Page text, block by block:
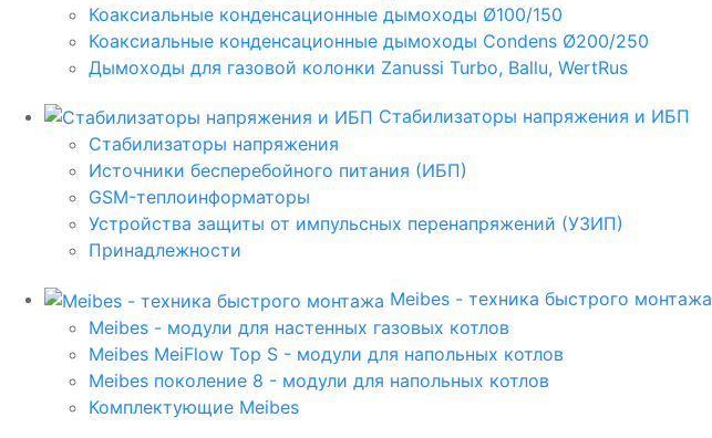
Коаксиальные конденсационные дымоходы Ø100/150
Коаксиальные конденсационные дымоходы Condens Ø200/250
Дымоходы для газовой колонки Zanussi Turbo, Ballu, WertRus
Стабилизаторы напряжения и ИБП
Стабилизаторы напряжения
Источники бесперебойного питания (ИБП)
GSM-теплоинформаторы
Устройства защиты от импульсных перенапряжений (УЗИП)
Принадлежности
Meibes - техника быстрого монтажа
Meibes - модули для настенных газовых котлов
Meibes MeiFlow Top S - модули для напольных котлов
Meibes поколение 8 - модули для напольных котлов
Комплектующие Meibes